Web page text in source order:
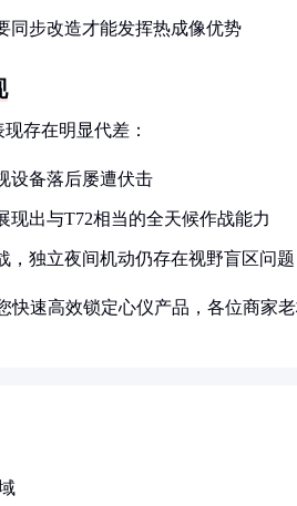
同步改造才能发挥热成像优势
存在明显代差：
设备落后屡遭伏击
现出与T72相当的全天候作战能力
，独立夜间机动仍存在视野盲区问题
快速高效锁定心仪产品，各位商家